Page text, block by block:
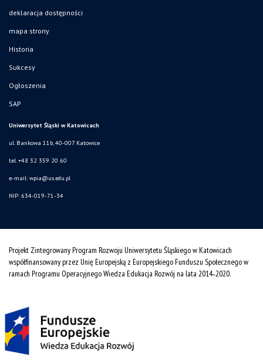
deklaracja dostępności
mapa strony
Historia
Sukcesy
Ogłoszenia
SAP
Uniwersytet Śląski w Katowicach
ul. Bankowa 11b, 40-007 Katowice
tel. +48 32 359 20 60
e-mail: wpia@us.edu.pl
NIP: 634-019-71-34
Projekt Zintegrowany Program Rozwoju Uniwersytetu Śląskiego w Katowicach
współfinansowany przez Unię Europejską z Europejskiego Funduszu Społecznego w
ramach Programu Operacyjnego Wiedza Edukacja Rozwój na lata 2014˗2020.